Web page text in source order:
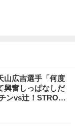
山広吉選手「何度
興奮しっぱなしだ
ンvs辻！STRONG
ビー級王者が激